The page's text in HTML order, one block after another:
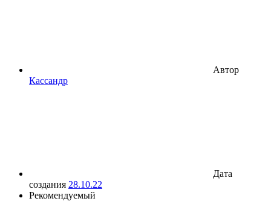
Автор
Кассандр
Дата
создания 28.10.22
Рекомендуемый